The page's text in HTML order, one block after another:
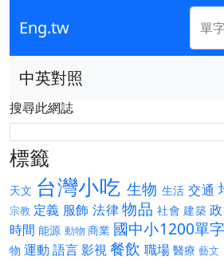
Eng.tw
中英對照
搜尋此網誌
標籤
天文 台灣小吃 生物 生活 交通
宗教 定義 服飾 法律物品 社會 建築
時間 能源 動物 商業 國中小1200單字
物 運動 語言影視餐飲 職場 醫療 藝文